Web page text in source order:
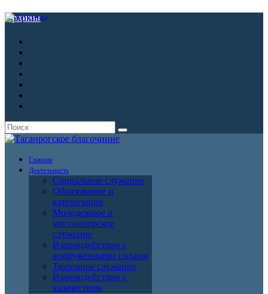
Архивы
Главная
Деятельность
Социальное служение
Образование и
катехизация
Молодежное и
миссионерское
служение
Взаимодействие с
вооруженными силами
Тюремное служение
Взаимодействие с
казачеством